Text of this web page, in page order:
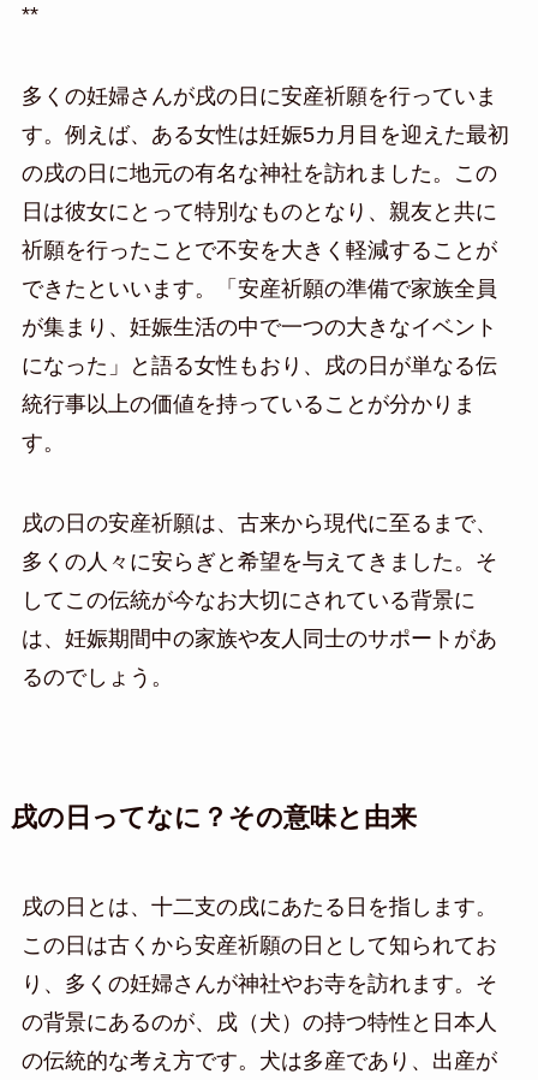
**
多くの妊婦さんが戌の日に安産祈願を行っていま
す。例えば、ある女性は妊娠5カ月目を迎えた最初
の戌の日に地元の有名な神社を訪れました。この
日は彼女にとって特別なものとなり、親友と共に
祈願を行ったことで不安を大きく軽減することが
できたといいます。「安産祈願の準備で家族全員
が集まり、妊娠生活の中で一つの大きなイベント
になった」と語る女性もおり、戌の日が単なる伝
統行事以上の価値を持っていることが分かりま
す。
戌の日の安産祈願は、古来から現代に至るまで、
多くの人々に安らぎと希望を与えてきました。そ
してこの伝統が今なお大切にされている背景に
は、妊娠期間中の家族や友人同士のサポートがあ
るのでしょう。
戌の日ってなに？その意味と由来
戌の日とは、十二支の戌にあたる日を指します。
この日は古くから安産祈願の日として知られてお
り、多くの妊婦さんが神社やお寺を訪れます。そ
の背景にあるのが、戌（犬）の持つ特性と日本人
の伝統的な考え方です。犬は多産であり、出産が